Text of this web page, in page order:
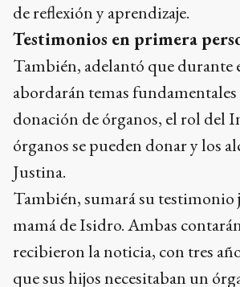
de reflexión y aprendizaje.
Testimonios en primera
También, adelantó que durante
abordarán temas fundamentales
donación de órganos, el rol del
órganos se pueden donar y los
Justina.
También, sumará su testimonio
mamá de Isidro. Ambas
recibieron la noticia, con tres
que sus hijos necesitaban un